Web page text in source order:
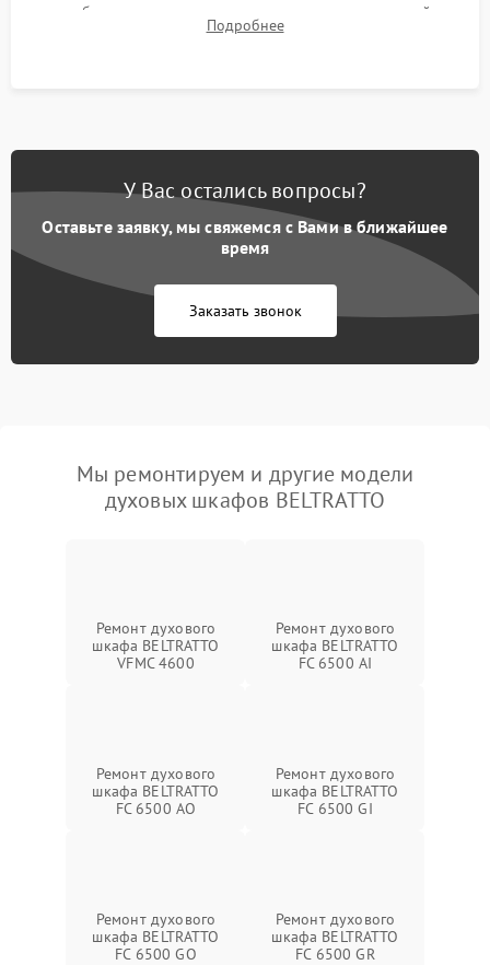
срабатывания термостата при достижении заданной
температуры и тест на отсутствие утечек тока.
Подробнее
У Вас остались вопросы?
Оставьте заявку, мы свяжемся с Вами в ближайшее
время
Заказать звонок
Мы ремонтируем и другие модели
духовых шкафов BELTRATTO
Ремонт духового
шкафа BELTRATTO
VFMC 4600
Ремонт духового
шкафа BELTRATTO
FC 6500 AI
Ремонт духового
шкафа BELTRATTO
FC 6500 AO
Ремонт духового
шкафа BELTRATTO
FC 6500 GI
Ремонт духового
шкафа BELTRATTO
FC 6500 GO
Ремонт духового
шкафа BELTRATTO
FC 6500 GR